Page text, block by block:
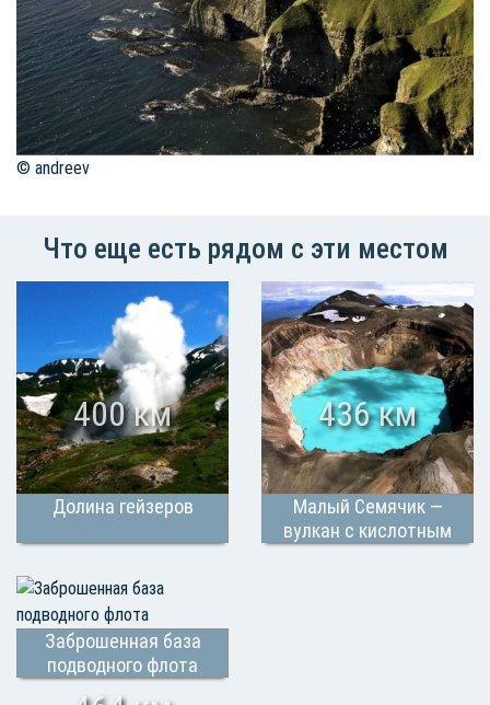
© andreev
Что еще есть рядом с эти местом
Долина гейзеров
400 км
Малый Семячик —
вулкан с кислотным
436 км
Заброшенная база
подводного флота